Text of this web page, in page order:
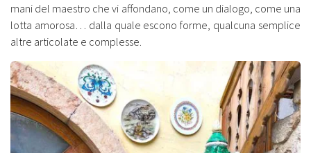
mani del maestro che vi affondano, come un dialogo, come una
lotta amorosa… dalla quale escono forme, qualcuna semplice
altre articolate e complesse.